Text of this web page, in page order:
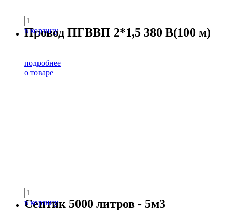
в корзину
Провод ПГВВП 2*1,5 380 В(100 м)
подробнее
о товаре
в корзину
Септик 5000 литров - 5м3